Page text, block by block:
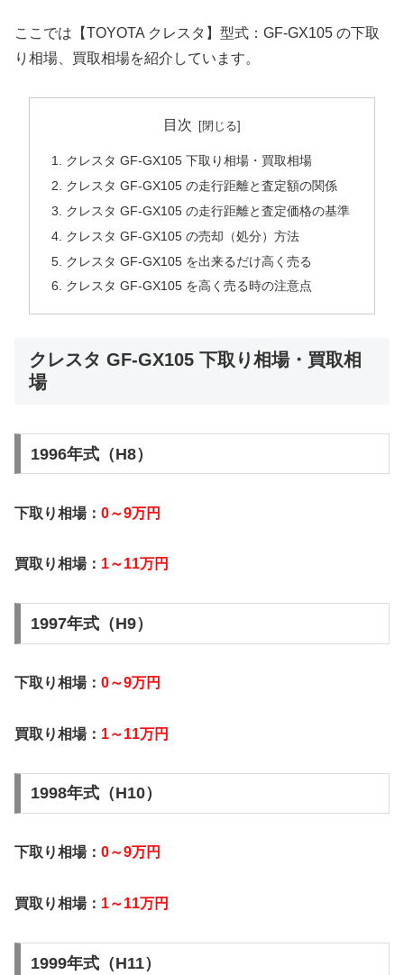
ここでは【TOYOTA クレスタ】型式：GF-GX105 の下取
り相場、買取相場を紹介しています。
目次
クレスタ GF-GX105 下取り相場・買取相場
クレスタ GF-GX105 の走行距離と査定額の関係
クレスタ GF-GX105 の走行距離と査定価格の基準
クレスタ GF-GX105 の売却（処分）方法
クレスタ GF-GX105 を出来るだけ高く売る
クレスタ GF-GX105 を高く売る時の注意点
クレスタ GF-GX105 下取り相場・買取相
場
1996年式（H8）
下取り相場： 0～9万円
買取り相場： 1～11万円
1997年式（H9）
下取り相場： 0～9万円
買取り相場： 1～11万円
1998年式（H10）
下取り相場： 0～9万円
買取り相場： 1～11万円
1999年式（H11）